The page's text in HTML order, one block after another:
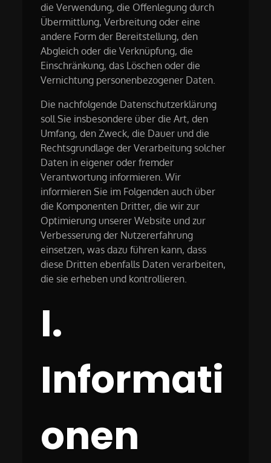
die Verwendung, die Offenlegung durch
Übermittlung, Verbreitung oder eine
andere Form der Bereitstellung, den
Abgleich oder die Verknüpfung, die
Einschränkung, das Löschen oder die
Vernichtung personenbezogener Daten.
Die nachfolgende Datenschutzerklärung
soll Sie insbesondere über die Art, den
Umfang, den Zweck, die Dauer und die
Rechtsgrundlage der Verarbeitung solcher
Daten in eigener oder fremder
Verantwortung informieren. Wir
informieren Sie im Folgenden auch über
die Komponenten Dritter, die wir zur
Optimierung unserer Website und zur
Verbesserung der Nutzererfahrung
einsetzen, was dazu führen kann, dass
diese Dritten ebenfalls Daten verarbeiten,
die sie erheben und kontrollieren.
I.
Informati
onen